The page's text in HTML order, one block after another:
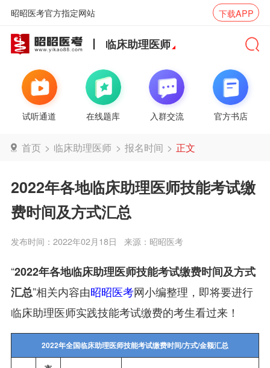
昭昭医考官方指定网站 下载APP
临床助理医师
试听通道 在线题库 入群交流 官方书店
首页 > 临床助理医师 > 报名时间 > 正文
2022年各地临床助理医师技能考试缴
费时间及方式汇总
发布时间：2022年02月18日 来源：昭昭医考
“2022年各地临床助理医师技能考试缴费时间及方式
汇总”相关内容由昭昭医考网小编整理，即将要进行
临床助理医师实践技能考试缴费的考生看过来！
2022年全国临床助理医师技能考试缴费时间/方式/金额汇总